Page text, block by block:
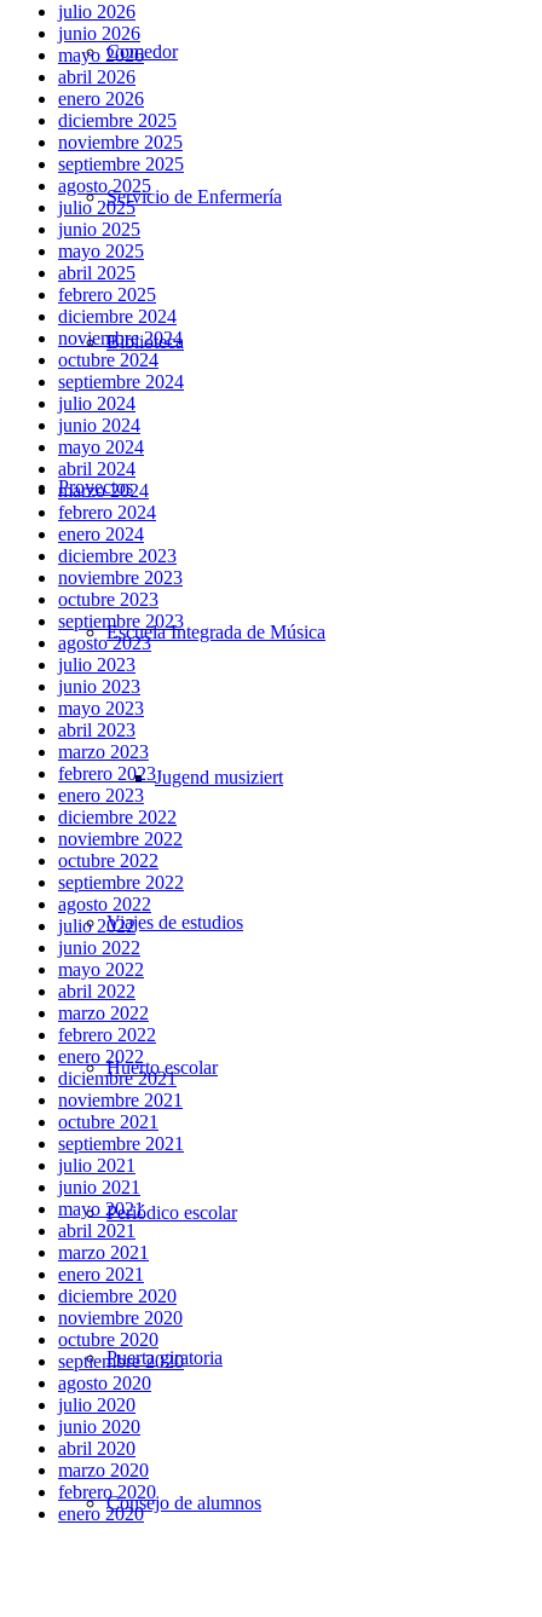
Comedor
Servicio de Enfermería
Biblioteca
Proyectos
Escuela Integrada de Música
Jugend musiziert
Viajes de estudios
Huerto escolar
Periódico escolar
Puerta giratoria
Consejo de alumnos
julio 2026
junio 2026
mayo 2026
abril 2026
enero 2026
diciembre 2025
noviembre 2025
septiembre 2025
agosto 2025
julio 2025
junio 2025
mayo 2025
abril 2025
febrero 2025
diciembre 2024
noviembre 2024
octubre 2024
septiembre 2024
julio 2024
junio 2024
mayo 2024
abril 2024
marzo 2024
febrero 2024
enero 2024
diciembre 2023
noviembre 2023
octubre 2023
septiembre 2023
agosto 2023
julio 2023
junio 2023
mayo 2023
abril 2023
marzo 2023
febrero 2023
enero 2023
diciembre 2022
noviembre 2022
octubre 2022
septiembre 2022
agosto 2022
julio 2022
junio 2022
mayo 2022
abril 2022
marzo 2022
febrero 2022
enero 2022
diciembre 2021
noviembre 2021
octubre 2021
septiembre 2021
julio 2021
junio 2021
mayo 2021
abril 2021
marzo 2021
enero 2021
diciembre 2020
noviembre 2020
octubre 2020
septiembre 2020
agosto 2020
julio 2020
junio 2020
abril 2020
marzo 2020
febrero 2020
enero 2020